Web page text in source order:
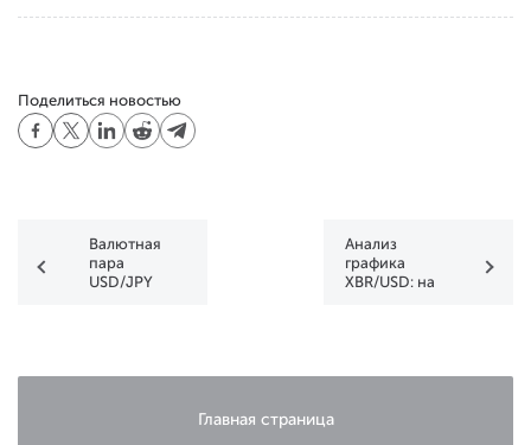
Поделиться новостью
Валютная
пара
USD/JPY
Анализ
графика
XBR/USD: на
Главная страница